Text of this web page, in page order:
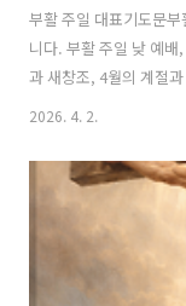
부활 주일 대표기도문
니다. 부활 주일 낮 예
과 새창조, 4월의 계절
작성된 은혜로운 기도문
시는 주님의 능력 앞에
그 말씀이 이제는 무덤
시는 생명의 음성이 되
나를 믿는 자는 죽어도
실제가 되게 하시니 감
2026. 4. 2.